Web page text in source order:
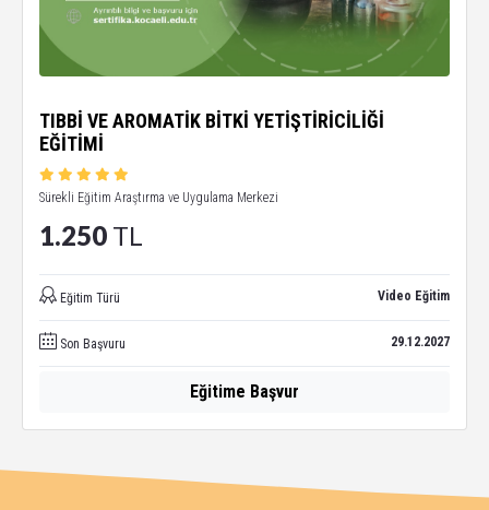
TIBBİ VE AROMATİK BİTKİ YETİŞTİRİCİLİĞİ
EĞİTİMİ
Sürekli Eğitim Araştırma ve Uygulama Merkezi
1.250 TL
Eğitim Türü Video Eğitim
Son Başvuru 29.12.2027
Eğitime Başvur